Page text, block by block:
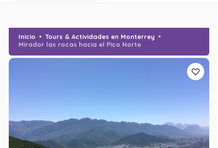
Inicio
Tours & Actividades en Monterrey
Mirador las rocas hacia el Pico Norte